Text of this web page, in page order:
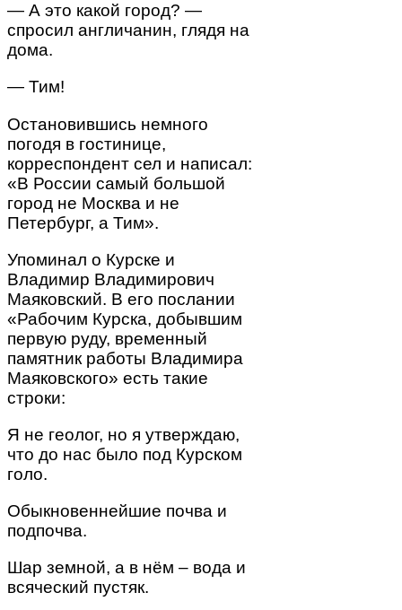
— А это какой город? —
спросил англичанин, глядя на
дома.
— Тим!
Остановившись немного
погодя в гостинице,
корреспондент сел и написал:
«В России самый большой
город не Москва и не
Петербург, а Тим».
Упоминал о Курске и
Владимир Владимирович
Маяковский. В его послании
«Рабочим Курска, добывшим
первую руду, временный
памятник работы Владимира
Маяковского» есть такие
строки:
Я не геолог, но я утверждаю,
что до нас было под Курском
голо.
Обыкновеннейшие почва и
подпочва.
Шар земной, а в нём – вода и
всяческий пустяк.